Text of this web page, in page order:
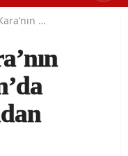
Dr. Burhan Kara’nın cenazesi Giresun’da törenlerin ardından toprağa verildi